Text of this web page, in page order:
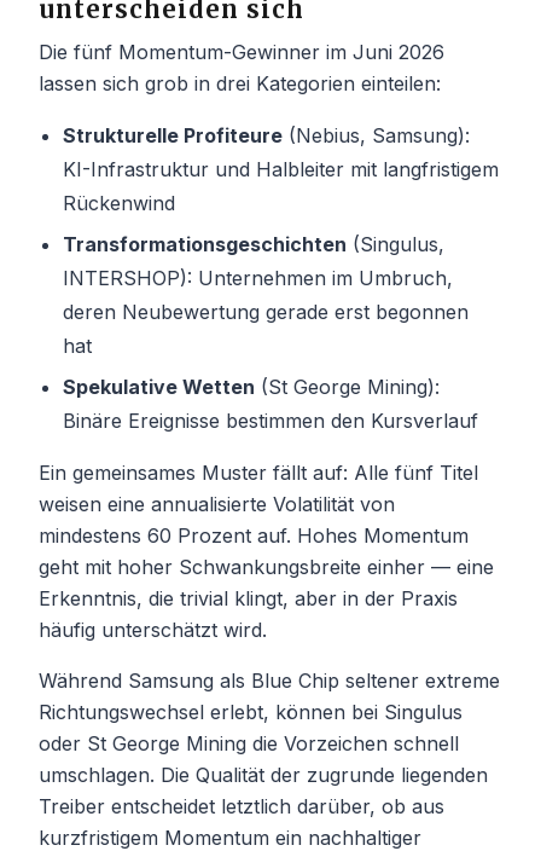
unterscheiden sich
Die fünf Momentum-Gewinner im Juni 2026
lassen sich grob in drei Kategorien einteilen:
Strukturelle Profiteure (Nebius, Samsung):
KI-Infrastruktur und Halbleiter mit langfristigem
Rückenwind
Transformationsgeschichten (Singulus,
INTERSHOP): Unternehmen im Umbruch,
deren Neubewertung gerade erst begonnen
hat
Spekulative Wetten (St George Mining):
Binäre Ereignisse bestimmen den Kursverlauf
Ein gemeinsames Muster fällt auf: Alle fünf Titel
weisen eine annualisierte Volatilität von
mindestens 60 Prozent auf. Hohes Momentum
geht mit hoher Schwankungsbreite einher — eine
Erkenntnis, die trivial klingt, aber in der Praxis
häufig unterschätzt wird.
Während Samsung als Blue Chip seltener extreme
Richtungswechsel erlebt, können bei Singulus
oder St George Mining die Vorzeichen schnell
umschlagen. Die Qualität der zugrunde liegenden
Treiber entscheidet letztlich darüber, ob aus
kurzfristigem Momentum ein nachhaltiger